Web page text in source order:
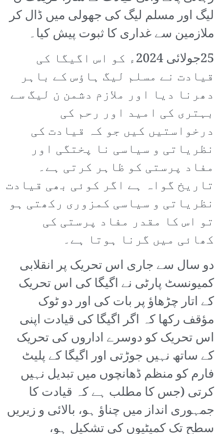
لیگ اور مسلم لیگ کی جھولی میں ڈال کر
ملازمین سے غداری کا ثبوت پیش کیا۔
25جولائی 2024ء کو اس اگیگا کی
قیادت نے مسلم لیگ ہاؤس کے باہر
دھرنا دیا اور ملازم دشمن ن لیگ سے
بہتری کی امید اور رحم کی
درخواستیں کیں جو کہ قیادت کی
نظریاتی و سیاسی نا پختگی اور
مفاد پرستی کو ظاہر کرتی ہے۔
تاریخ گواہ ہے اگر کوئی بھی قیادت
نظریاتی و سیاسی کمزوری رکھتی ہو
تو اس کا مقدر مفاد پرستی کی
کھائی میں گرنا ہوتا ہے۔
دو سال سے جاری اس تحریک پر انقلابی
کمیونسٹ پارٹی نے اگیگا کی اس تحریک
کے اتار چڑھاؤ پر بات کی اور دو ٹوک
مؤقف رکھا کہ اگر اگیگا کی قیادت اپنی
اس تحریک کو دوسرے اداروں کی تحریک
کے ساتھ نہیں جوڑتی اور اگیگا کے پلیٹ
فارم کو منظم ڈھانچوں میں تبدیل نہیں
کرتی (جس کا مطلب ہے کہ قیادت کا
جمہوری انداز میں چناؤ ہو، بالائی و زیریں
سطح تک کمیٹیوں کی تشکیل ہو،